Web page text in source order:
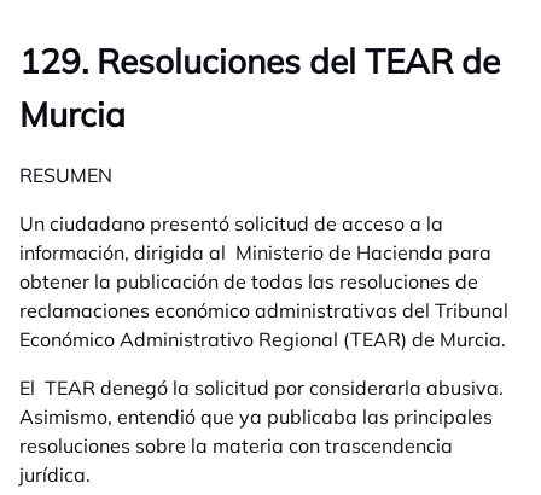
129. Resoluciones del TEAR de
Murcia
RESUMEN
Un ciudadano presentó solicitud de acceso a la
información, dirigida al Ministerio de Hacienda para
obtener la publicación de todas las resoluciones de
reclamaciones económico administrativas del Tribunal
Económico Administrativo Regional (TEAR) de Murcia.
El TEAR denegó la solicitud por considerarla abusiva.
Asimismo, entendió que ya publicaba las principales
resoluciones sobre la materia con trascendencia
jurídica.